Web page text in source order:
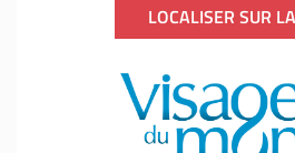
LOCALISER SUR